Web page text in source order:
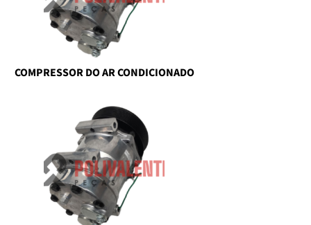
COMPRESSOR DO AR CONDICIONADO